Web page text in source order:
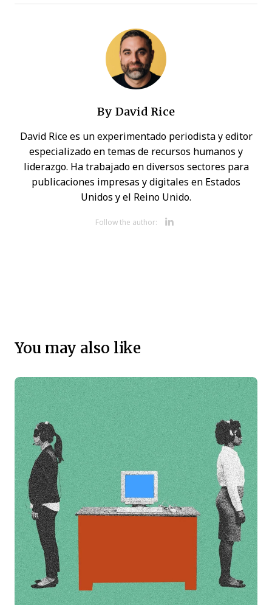
By David Rice
David Rice es un experimentado periodista y editor
especializado en temas de recursos humanos y
liderazgo. Ha trabajado en diversos sectores para
publicaciones impresas y digitales en Estados
Unidos y el Reino Unido.
Follow the author:
You may also like